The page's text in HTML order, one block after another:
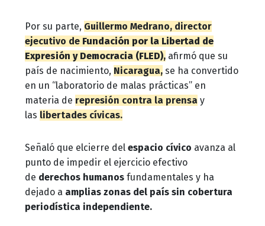
Por su parte, Guillermo Medrano, director
ejecutivo de Fundación por la Libertad de
Expresión y Democracia (FLED), afirmó que su
país de nacimiento, Nicaragua, se ha convertido
en un “laboratorio de malas prácticas” en
materia de represión contra la prensa y
las libertades cívicas.
Señaló que elcierre del espacio cívico avanza al
punto de impedir el ejercicio efectivo
de derechos humanos fundamentales y ha
dejado a amplias zonas del país sin cobertura
periodística independiente.